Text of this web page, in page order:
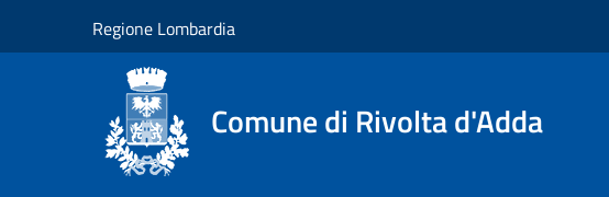
Regione Lombardia
Comune di Rivolta d'Adda